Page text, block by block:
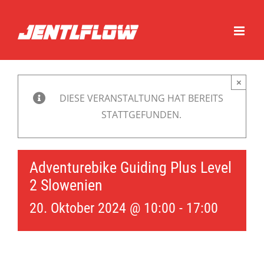
springen
DIESE VERANSTALTUNG HAT BEREITS
STATTGEFUNDEN.
×
Adventurebike Guiding Plus Level
2 Slowenien
20. Oktober 2024 @ 10:00 - 17:00